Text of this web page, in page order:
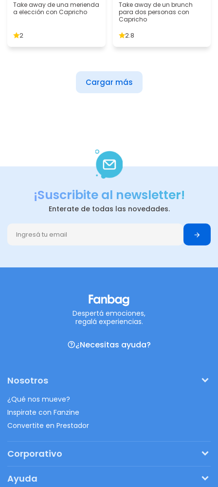
Take away de una merienda
a elección con Capricho
2
Take away de un brunch
para dos personas con
Capricho
2.8
Cargar más
¡Suscribite al newsletter!
Enterate de todas las novedades.
Despertá emociones,
regalá experiencias.
¿Necesitas ayuda?
Nosotros
¿Qué nos mueve?
Inspirate con Fanzine
Convertite en Prestador
Corporativo
Ayuda